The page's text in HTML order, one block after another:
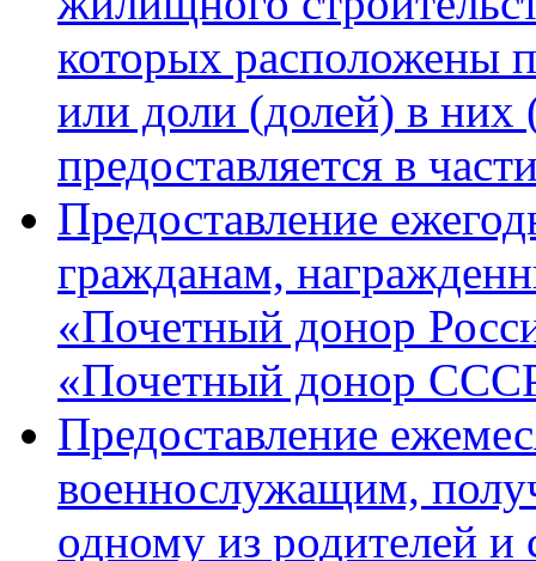
которых расположены
или доли (долей) в них
предоставляется в
Предоставление
гражданам,
«Почетный донор
«Почетный донор
Предоставление
военнослужащим,
одному из родителей и